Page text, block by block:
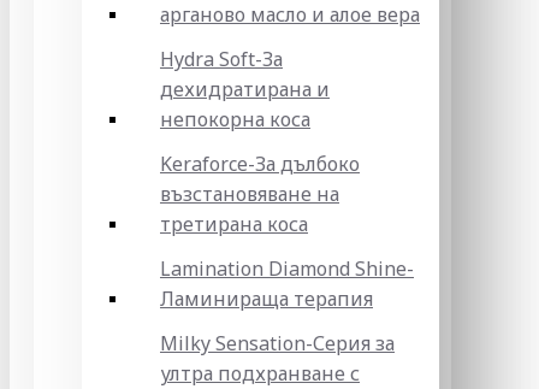
арганово масло и алое вера
Hydra Soft-За
дехидратирана и
непокорна коса
Keraforce-За дълбоко
възстановяване на
третирана коса
Lamination Diamond Shine-
Ламинираща терапия
Milky Sensation-Серия за
ултра подхранване с